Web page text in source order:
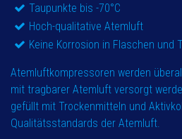
Taupunkte bis -70°C
Hoch-qualitative Atemluft
Keine Korrosion in Flaschen und
Atemluftkompressoren werden
mit tragbarer Atemluft versorgt
gefüllt mit Trockenmitteln und
Qualitätsstandards der Atemluft.